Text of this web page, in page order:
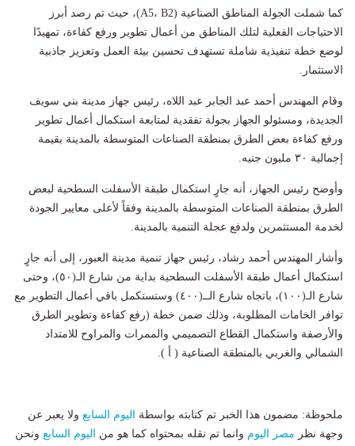
كما شملت الجولة المناطق الصناعية (A5، B2)، حيث تم رصد أبرز
الاحتياجات الفعلية لتلك المناطق من أعمال تطوير ورفع كفاءة، تمهيدًا
لوضع خطة تنفيذية شاملة تستهدف تحسين بيئة العمل وتعزيز جاذبية
الاستثمار.
وقام المهندس أحمد عبد الجابر عبد اللاه، رئيس جهاز مدينة بني سويف
الجديدة، ومسئولو الجهاز بجولة تفقدية لمتابعة استكمال أعمال تطوير
ورفع كفاءة بعض الطرق بمنطقة الصناعات المتوسطة بالمدينة بقيمة
إجمالية ٣٠ مليون جنيه.
وأوضح رئيس الجهاز، أنه جارٍ استكمال طبقة الأسفلت السطحية لبعض
الطرق بمنطقة الصناعات المتوسطة بالمدينة وفقاً لأعلى معايير الجودة
لخدمة المستثمرين ولدفع عجلة التنمية بالمدينة.
وأشار المهندس أحمد رشاد، رئيس جهاز تنمية مدينة العبور، إلى أنه جارٍ
استكمال أعمال طبقة الأسفلت السطحية بداية من شارع الـ(٥٠)، وحتى
شارع الـ(١٠٠)، باتجاه شارع الــ(٤٠٠) وستستكمل باقي أعمال التطوير مع
توافر الخامات المطلوبة، وذلك ضمن خطة (رفع كفاءة وتطوير الطرق
والأرصفة واستكمال القطاع التصميمي والممرات والمراوح للامتداد
الشمالي والغربي بالمنطقة الصناعية ( أ ).
ملحوظة: مضمون هذا الخبر تم كتابته بواسطة اليوم السابع ولا يعبر عن
وجهة نظر مصر اليوم وانما تم نقله بمحتواه كما هو من اليوم السابع ونحن